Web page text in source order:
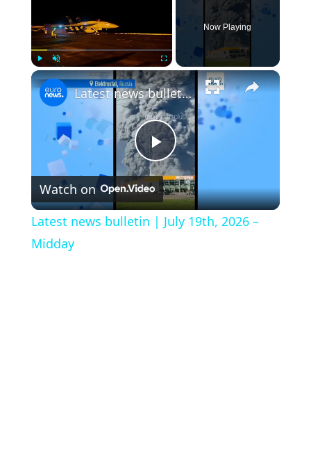
Play Unmute Fullscreen
Now Playing
×
Play
Video
Latest news bulletin | July 19th, 2026 – Midday
Watch on
Latest news bulletin | July 19th, 2026 –
Midday